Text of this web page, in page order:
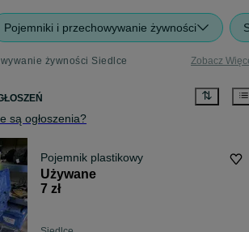
Pojemniki i przechowywanie żywności
żywności Siedlce Zobacz
są ogłoszenia?
Pojemnik plastikowy
Używane
7 zł